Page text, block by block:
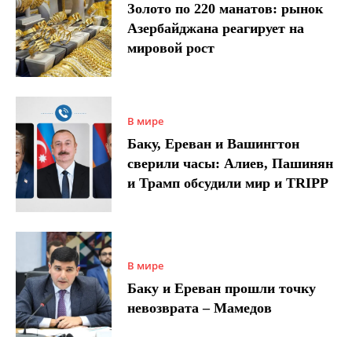
Золото по 220 манатов: рынок
Азербайджана реагирует на
мировой рост
В мире
Баку, Ереван и Вашингтон
сверили часы: Алиев, Пашинян
и Трамп обсудили мир и TRIPP
В мире
Баку и Ереван прошли точку
невозврата – Мамедов